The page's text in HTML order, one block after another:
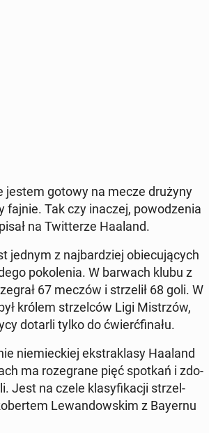
jestem gotowy na mecze drużyny
fajnie. Tak czy inaczej, po­wo­dze­nia
na Twit­te­rze Haaland.
jednym z naj­bar­dziej obie­cu­ją­cych
po­ko­le­nia. W barwach klubu z
67 meczów i strze­lił 68 goli. W
królem strzel­ców Ligi Mi­strzów,
dotarli tylko do ćwierć­fi­na­łu.
nie­miec­kiej eks­tra­kla­sy Haaland
ma ro­ze­gra­ne pięć spotkań i zdo­
Jest na czele kla­sy­fi­ka­cji strzel­
Le­wan­dow­skim z Bayernu